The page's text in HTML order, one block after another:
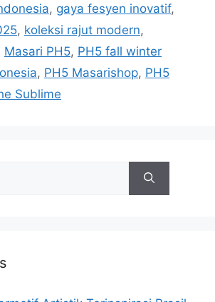
, gaya fesyen inovatif,
, koleksi rajut modern,
Masari PH5, PH5 fall winter
, PH5 Masarishop, PH5
Sublime